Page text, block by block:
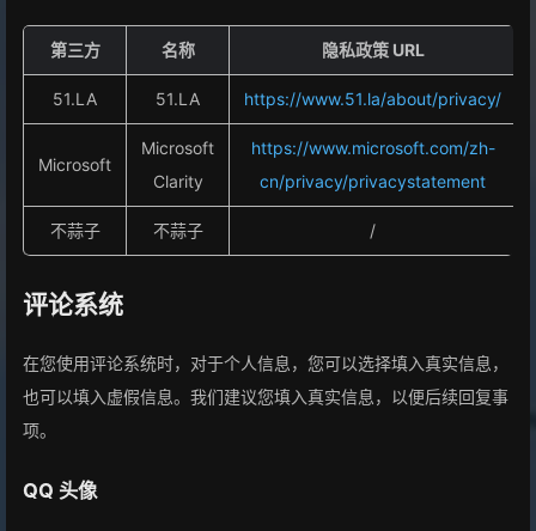
第三方 名称 隐私政策 URL
51.LA 51.LA https://www.51.la/about/privacy/
Microsoft
Microsoft
Clarity
https://www.microsoft.com/zh-
cn/privacy/privacystatement
不蒜子 不蒜子 /
评论系统
在您使用评论系统时，对于个人信息，您可以选择填入真实信息，
也可以填入虚假信息。我们建议您填入真实信息，以便后续回复事
项。
QQ 头像